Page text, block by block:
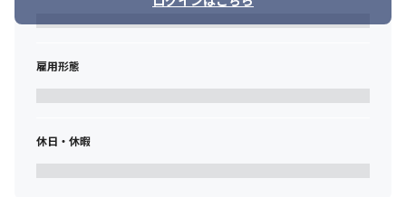
雇用形態
休日・休暇